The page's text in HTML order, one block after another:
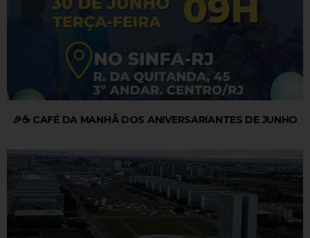
🎉☕ CAFÉ DA MANHÃ DOS ANIVERSARIANTES DE JUNHO